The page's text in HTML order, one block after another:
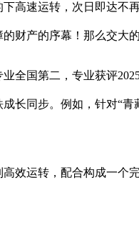
速运转，次日即达不
财产的序幕！那么交大
国第二，专业获评
长同步。例如，针对“
运转，配合构成一个完